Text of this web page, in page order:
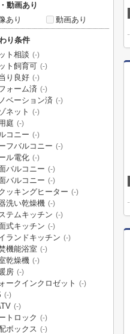
動画あり
あり
動画あり
り条件
ト相談 (-)
ト飼育可 (-)
り良好 (-)
ォーム済 (-)
ベーション済 (-)
ネット (-)
庭 (-)
コニー (-)
フバルコニー (-)
ル電化 (-)
バルコニー (-)
バルコニー (-)
ッキングヒーター (-)
洗い乾燥機 (-)
テムキッチン (-)
式キッチン (-)
ランドキッチン (-)
機能浴室 (-)
乾燥機 (-)
房 (-)
ークインクロゼット (-)
(-)
(-)
トロック (-)
ボックス (-)